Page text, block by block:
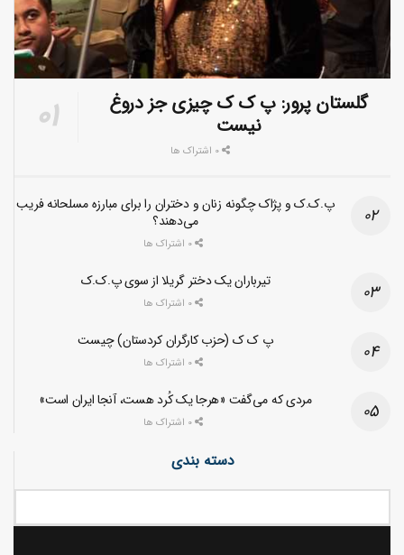
گلستان پرور: پ ک ک چیزی جز دروغ
نیست
پ.ک.ک و پژاک چگونه زنان و دختران را برای مبارزه مسلحانه فریب
می‌دهند؟
تیرباران یک دختر گریلا از سوی پ.ک.ک
پ ک ک (حزب کارگران کردستان) چیست
مردی که می‌گفت «هرجا یک کُرد هست، آنجا ایران است»
دسته بندی